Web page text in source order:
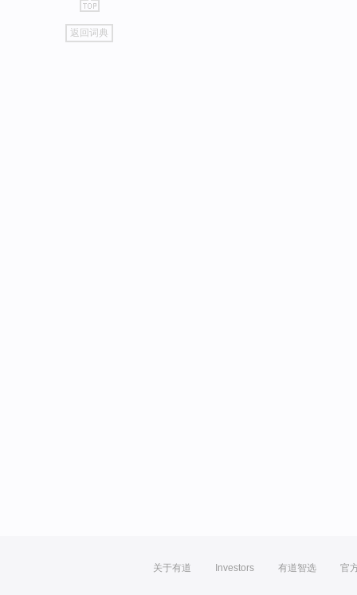
go
top
返回词典
关于有道 Investors 有道智选 官